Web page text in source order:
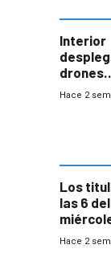
Interior
drones
Hace 2
Los
las 6 del
julio de
Hace 2